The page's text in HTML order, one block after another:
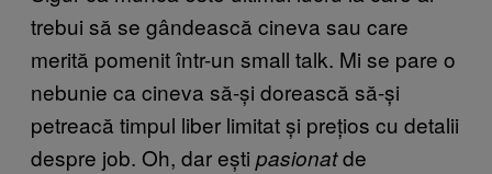
trebui să se gândească cineva sau care
merită pomenit într-un small talk. Mi se pare o
nebunie ca cineva să-și dorească să-și
petreacă timpul liber limitat și prețios cu detalii
despre job. Oh, dar ești pasionatde